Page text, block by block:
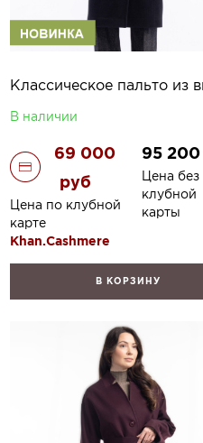
В наличии
69 000
руб
Цена по клубной
карте
Khan.Cashmere
95 200
Цена без
клубной
карты
В КОРЗИНУ